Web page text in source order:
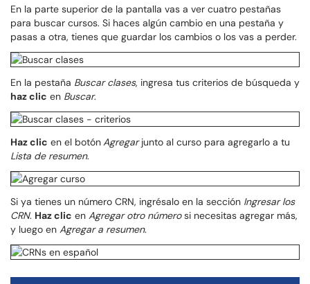
En la parte superior de la pantalla vas a ver cuatro pestañas
para buscar cursos. Si haces algún cambio en una pestaña y
pasas a otra, tienes que guardar los cambios o los vas a perder.
En la pestaña Buscar clases, ingresa tus criterios de búsqueda y
haz clic en Buscar.
Haz clic en el botónAgregarjunto al curso para agregarlo a tu
Lista de resumen.
Si ya tienes un número CRN, ingrésalo en la sección Ingresar los
CRN. Haz clic en Agregar otro númerosi necesitas agregar más,
y luego en Agregar a resumen.